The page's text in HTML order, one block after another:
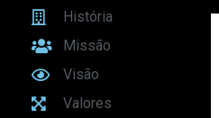
História
Missão
Visão
Valores